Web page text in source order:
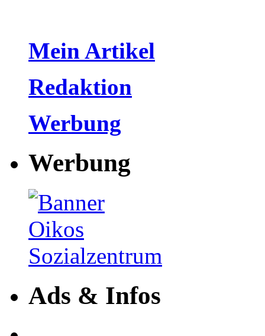
Mein Artikel
Redaktion
Werbung
Werbung
Ads & Infos